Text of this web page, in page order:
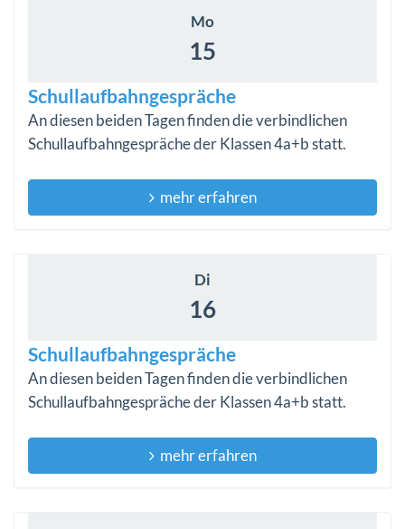
Mo
15
Schullaufbahngespräche
An diesen beiden Tagen finden die verbindlichen
Schullaufbahngespräche der Klassen 4a+b statt.
mehr erfahren
Di
16
Schullaufbahngespräche
An diesen beiden Tagen finden die verbindlichen
Schullaufbahngespräche der Klassen 4a+b statt.
mehr erfahren